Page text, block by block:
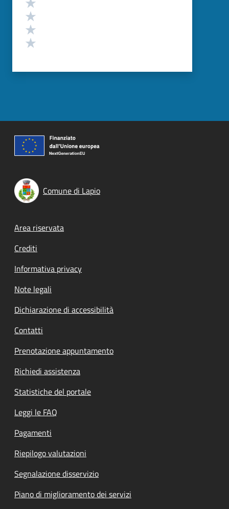
Comune di Lapio
Footer menu
Area riservata
Crediti
Informativa privacy
Note legali
Dichiarazione di accessibilità
Contatti
Prenotazione appuntamento
Richiedi assistenza
Statistiche del portale
Leggi le FAQ
Pagamenti
Riepilogo valutazioni
Segnalazione disservizio
Piano di miglioramento dei servizi